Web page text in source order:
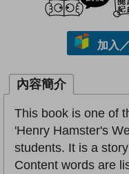
加入
內容簡介
This book is one of
'Henry Hamster's
students. It is a
Content words are